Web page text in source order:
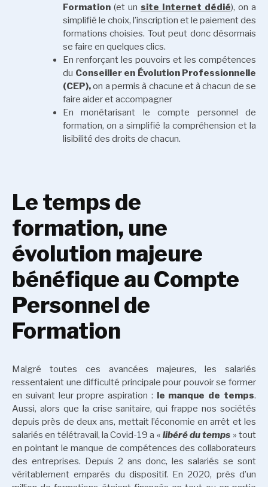
Formation (et un site Internet dédié), on a
simplifié le choix, l’inscription et le paiement des
formations choisies. Tout peut donc désormais
se faire en quelques clics.
En renforçant les pouvoirs et les compétences
du Conseiller en Évolution Professionnelle
(CEP),on a permis à chacune et à chacun de se
faire aider et accompagner
En monétarisant le compte personnel de
formation, on a simplifié la compréhension et la
lisibilité des droits de chacun.
Le temps de
formation, une
évolution majeure
bénéfique au Compte
Personnel de
Formation
Malgré toutes ces avancées majeures, les salariés
ressentaient une difficulté principale pour pouvoir se former
en suivant leur propre aspiration : le manque de temps.
Aussi, alors que la crise sanitaire, qui frappe nos sociétés
depuis près de deux ans, mettait l’économie en arrêt et les
salariés en télétravail, la Covid-19 a « libéré du temps » tout
en pointant le manque de compétences des collaborateurs
des entreprises. Depuis 2 ans donc, les salariés se sont
véritablement emparés du dispositif. En 2020, près d’un